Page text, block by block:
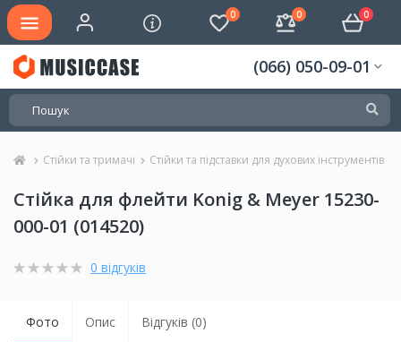
0 0 0
(066) 050-09-01
Стійки та тримачі Стійки та підставки для духових інструментів
Стійка для флейти Konig & Meyer 15230-
000-01 (014520)
0 відгуків
Фото Опис Відгуків (0)